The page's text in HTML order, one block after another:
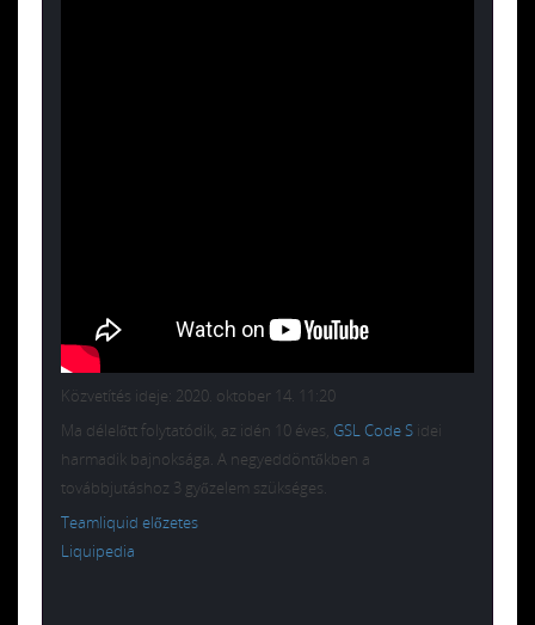
Közvetítés ideje: 2020. oktober 14. 11:20
Ma délelőtt folytatódik, az idén 10 éves, GSL Code S idei
harmadik bajnoksága. A negyeddöntőkben a
továbbjutáshoz 3 győzelem szükséges.
Teamliquid előzetes
Liquipedia